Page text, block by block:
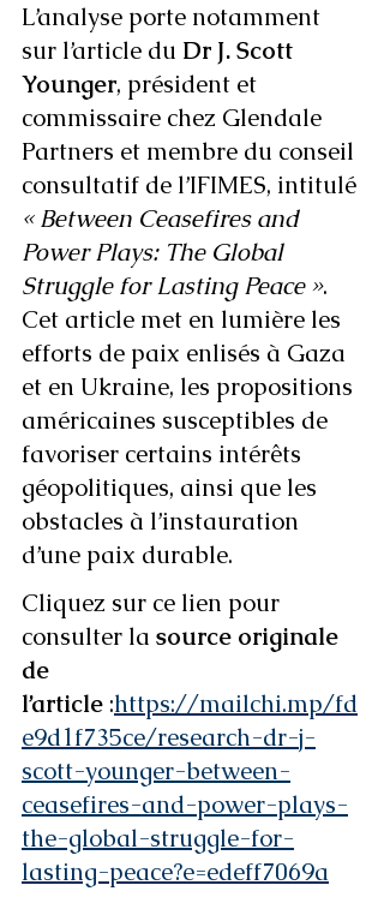
L’analyse porte notamment
sur l’article du Dr J. Scott
Younger, président et
commissaire chez Glendale
Partners et membre du conseil
consultatif de l’IFIMES, intitulé
« Between Ceasefires and
Power Plays: The Global
Struggle for Lasting Peace ».
Cet article met en lumière les
efforts de paix enlisés à Gaza
et en Ukraine, les propositions
américaines susceptibles de
favoriser certains intérêts
géopolitiques, ainsi que les
obstacles à l’instauration
d’une paix durable.
Cliquez sur ce lien pour
consulter la source originale
de
l’article :https://mailchi.mp/fd
e9d1f735ce/research-dr-j-
scott-younger-between-
ceasefires-and-power-plays-
the-global-struggle-for-
lasting-peace?e=edeff7069a